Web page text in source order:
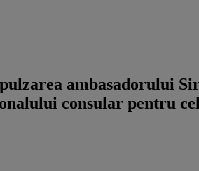
ambasadorului
consular pentru